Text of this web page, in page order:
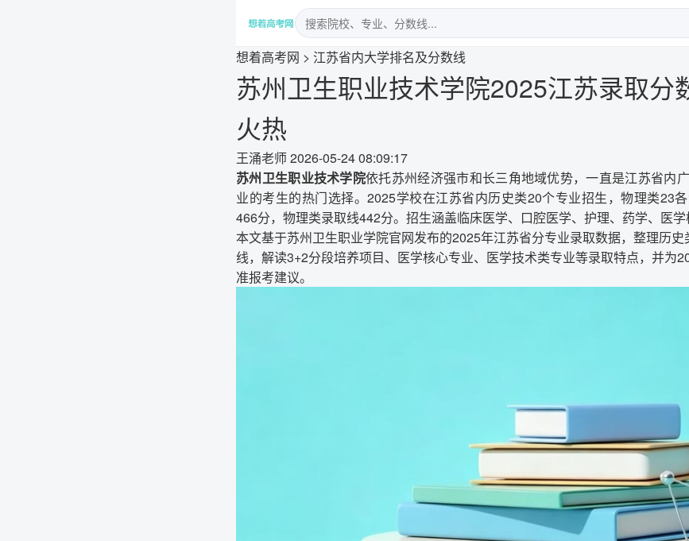
想着高考网 > 江苏省内大学排名及分数线
苏州卫生职业技术学院2025江苏录取分
火热
王涌老师2026-05-24 08:09:17
苏州卫生职业技术学院依托苏州经济强市和长三角地域优势，一直是江苏省内
业的考生的热门选择。2025学校在江苏省内历史类20个专业招生，物理类23
466分，物理类录取线442分。招生涵盖临床医学、口腔医学、护理、药学、医学
本文基于苏州卫生职业学院官网发布的2025年江苏省分专业录取数据，整理历
线，解读3+2分段培养项目、医学核心专业、医学技术类专业等录取特点，并为
准报考建议。